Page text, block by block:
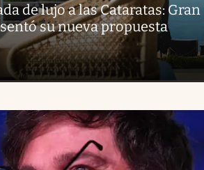
de lujo a las Cataratas: Gran
su nueva propuesta